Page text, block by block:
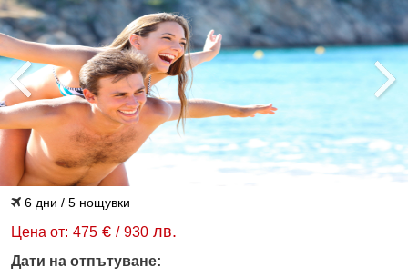
6 дни / 5 нощувки
Цена от: 475 € / 930 лв.
Дати на отпътуване: